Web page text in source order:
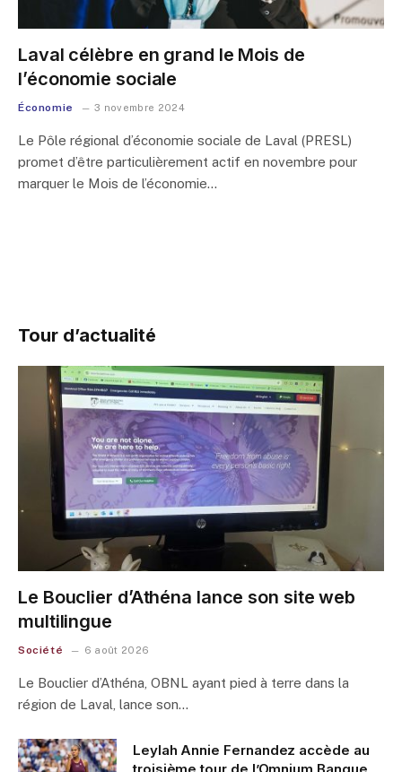
Laval célèbre en grand le Mois de
l’économie sociale
Économie 3 novembre 2024
Le Pôle régional d’économie sociale de Laval (PRESL)
promet d’être particulièrement actif en novembre pour
marquer le Mois de l’économie…
Tour d’actualité
Le Bouclier d’Athéna lance son site web
multilingue
Société 6 août 2026
Le Bouclier d’Athéna, OBNL ayant pied à terre dans la
région de Laval, lance son…
Leylah Annie Fernandez accède au